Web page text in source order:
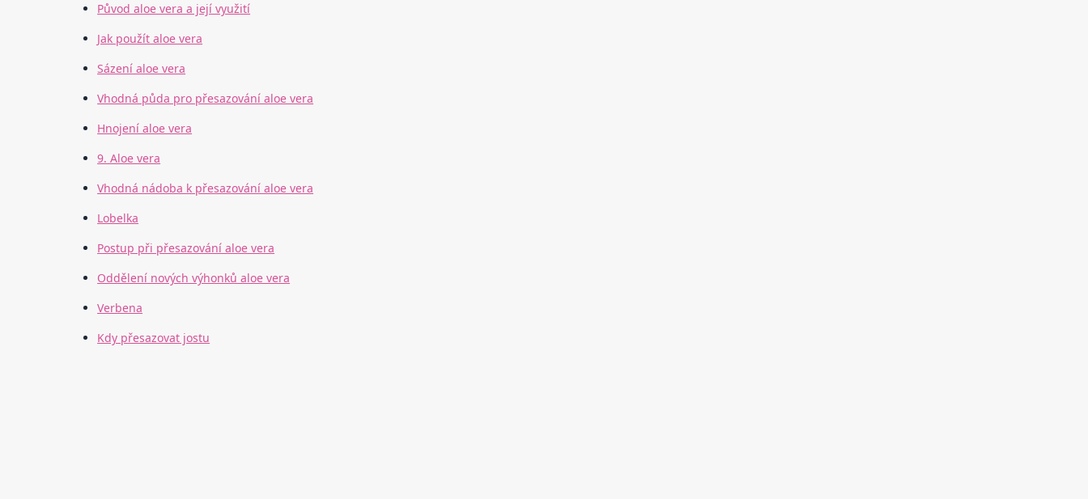
Původ aloe vera a její využití
Jak použít aloe vera
Sázení aloe vera
Vhodná půda pro přesazování aloe vera
Hnojení aloe vera
9. Aloe vera
Vhodná nádoba k přesazování aloe vera
Lobelka
Postup při přesazování aloe vera
Oddělení nových výhonků aloe vera
Verbena
Kdy přesazovat jostu